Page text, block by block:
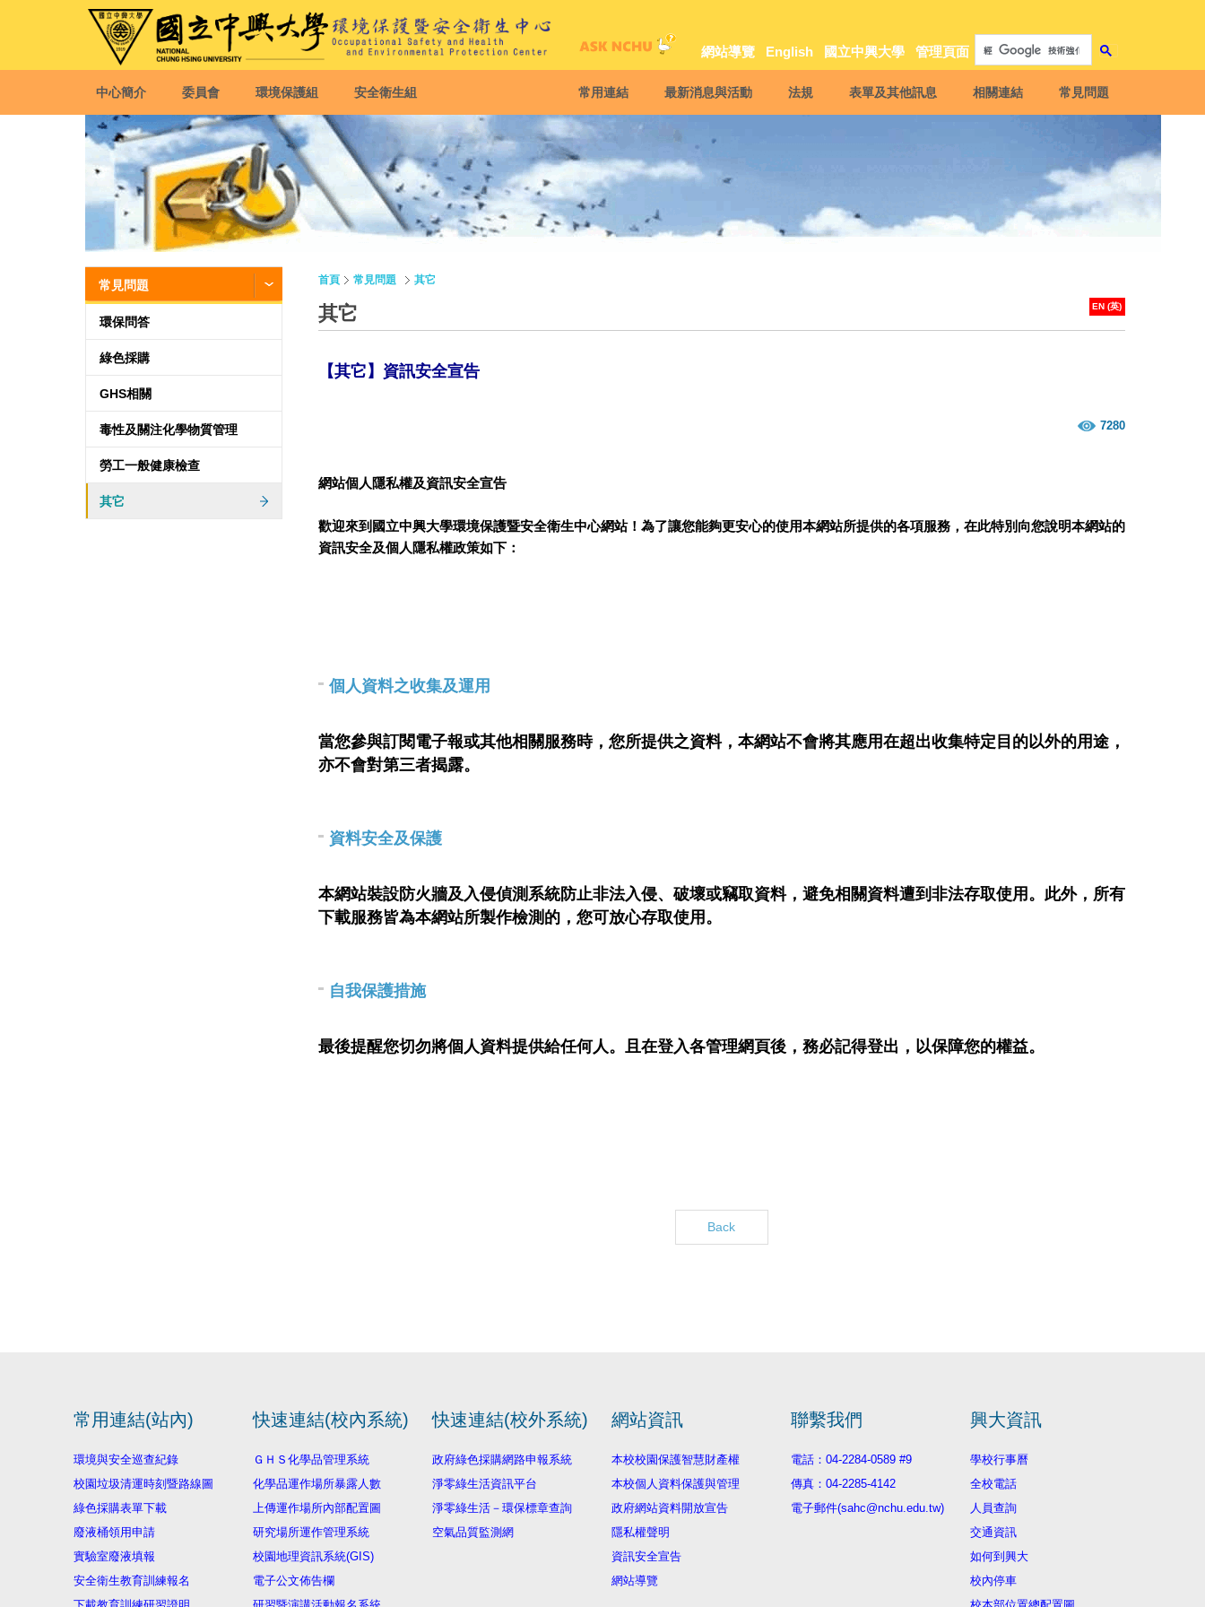
網站導覽 English 國立中興大學 管理頁面
中心簡介 委員會 環境保護組 安全衛生組 常用連結 最新消息與活動 法規 表單及其他訊息 相關連結 常見問題
常見問題
環保問答
綠色採購
GHS相關
毒性及關注化學物質管理
勞工一般健康檢查
其它
首頁 常見問題 其它
EN (英)
其它
【其它】資訊安全宣告
7280
網站個人隱私權及資訊安全宣告
歡迎來到國立中興大學環境保護暨安全衛生中心網站！為了讓您能夠更安心的使用本網站所提供的各項服務，在此特別向您說明本網站的
資訊安全及個人隱私權政策如下：
個人資料之收集及運用
當您參與訂閱電子報或其他相關服務時，您所提供之資料，本網站不會將其應用在超出收集特定目的以外的用途，
亦不會對第三者揭露。
資料安全及保護
本網站裝設防火牆及入侵偵測系統防止非法入侵、破壞或竊取資料，避免相關資料遭到非法存取使用。此外，所有
下載服務皆為本網站所製作檢測的，您可放心存取使用。
自我保護措施
最後提醒您切勿將個人資料提供給任何人。且在登入各管理網頁後，務必記得登出，以保障您的權益。
Back
常用連結(站內)
環境與安全巡查紀錄
校園垃圾清運時刻暨路線圖
綠色採購表單下載
廢液桶領用申請
實驗室廢液填報
安全衛生教育訓練報名
快速連結(校內系統)
ＧＨＳ化學品管理系統
化學品運作場所暴露人數
上傳運作場所內部配置圖
研究場所運作管理系統
校園地理資訊系統(GIS)
電子公文佈告欄
快速連結(校外系統)
政府綠色採購網路申報系統
淨零綠生活資訊平台
淨零綠生活－環保標章查詢
空氣品質監測網
網站資訊
本校校園保護智慧財產權
本校個人資料保護與管理
政府網站資料開放宣告
隱私權聲明
資訊安全宣告
網站導覽
聯繫我們
電話：04-2284-0589 #9
傳真：04-2285-4142
電子郵件(sahc@nchu.edu.tw)
興大資訊
學校行事曆
全校電話
人員查詢
交通資訊
如何到興大
校內停車